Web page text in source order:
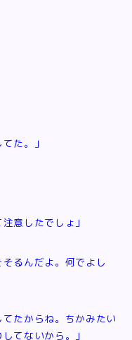
た。」
意したでしょ」
るんだよ。 何でよし
たからね。ちかみたい
てないから。」